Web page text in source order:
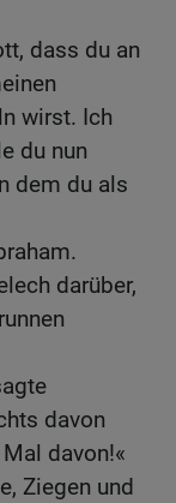
dass du an
wirst. Ich
du nun
dem du als
darüber,
davon
davon!«
Ziegen und